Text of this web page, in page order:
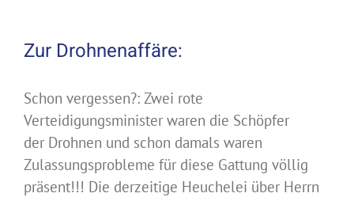
Zur Drohnenaffäre:
Schon vergessen?: Zwei rote
Verteidigungsminister waren die Schöpfer
der Drohnen und schon damals waren
Zulassungsprobleme für diese Gattung völlig
präsent!!! Die derzeitige Heuchelei über Herrn